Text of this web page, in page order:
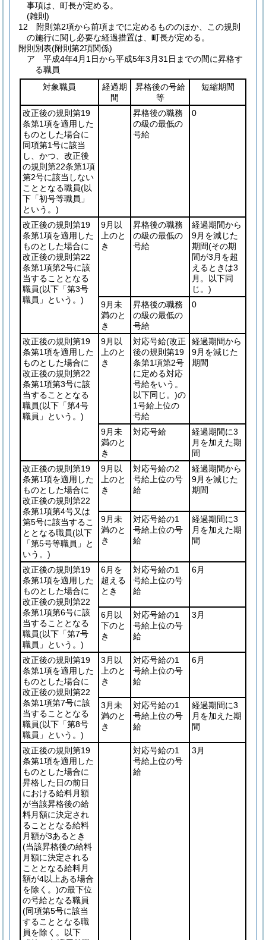
事項は、町長が定める。
(雑則)
12
附則第2項から前項までに定めるもののほか、この規則
の施行に関し必要な経過措置は、町長が定める。
附則別表(附則第2項関係)
ア 平成4年4月1日から平成5年3月31日までの間に昇格す
る職員
対象職員
経過期
間
昇格後の号給
等
短縮期間
改正後の規則第19
条第1項を適用した
ものとした場合に
同項第1号に該当
し、かつ、改正後
の規則第22条第1項
第2号に該当しない
こととなる職員(以
下「初号等職員」
という。)
昇格後の職務
の級の最低の
号給
0
改正後の規則第19
条第1項を適用した
ものとした場合に
改正後の規則第22
条第1項第2号に該
当することとなる
職員(以下「第3号
職員」という。)
9月以
上のと
き
昇格後の職務
の級の最低の
号給
経過期間から
9月を減じた
期間(その期
間が3月を超
えるときは3
月。以下同
じ。)
9月未
満のと
き
昇格後の職務
の級の最低の
号給
0
改正後の規則第19
条第1項を適用した
ものとした場合に
改正後の規則第22
条第1項第3号に該
当することとなる
職員(以下「第4号
職員」という。)
9月以
上のと
き
対応号給(改正
後の規則第19
条第1項第2号
に定める対応
号給をいう。
以下同じ。)の
1号給上位の
号給
経過期間から
9月を減じた
期間
9月未
満のと
き
対応号給
経過期間に3
月を加えた期
間
改正後の規則第19
条第1項を適用した
ものとした場合に
改正後の規則第22
条第1項第4号又は
第5号に該当するこ
ととなる職員(以下
「第5号等職員」と
いう。)
9月以
上のと
き
対応号給の2
号給上位の号
給
経過期間から
9月を減じた
期間
9月未
満のと
き
対応号給の1
号給上位の号
給
経過期間に3
月を加えた期
間
改正後の規則第19
条第1項を適用した
ものとした場合に
改正後の規則第22
条第1項第6号に該
当することとなる
職員(以下「第7号
職員」という。)
6月を
超える
とき
対応号給の1
号給上位の号
給
6月
6月以
下のと
き
対応号給の1
号給上位の号
給
3月
改正後の規則第19
条第1項を適用した
ものとした場合に
改正後の規則第22
条第1項第7号に該
当することとなる
職員(以下「第8号
職員」という。)
3月以
上のと
き
対応号給の1
号給上位の号
給
6月
3月未
満のと
き
対応号給の1
号給上位の号
給
経過期間に3
月を加えた期
間
改正後の規則第19
条第1項を適用した
ものとした場合に
昇格した日の前日
における給料月額
が当該昇格後の給
料月額に決定され
ることとなる給料
月額が3あるとき
(当該昇格後の給料
月額に決定される
こととなる給料月
額が4以上ある場合
を除く。)の最下位
の号給となる職員
(同項第5号に該当
することとなる職
員を除く。以下
対応号給の1
号給上位の号
給
3月